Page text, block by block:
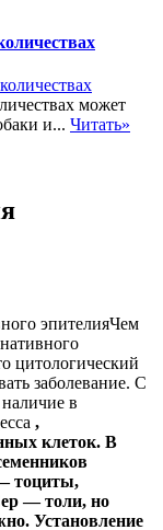
может
и... Читать»
Чем
цитологический
заболевание. С
в
,
клеток. В
тоциты,
— толи, но
Установление